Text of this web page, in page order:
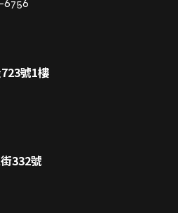
6756
號1樓
332號